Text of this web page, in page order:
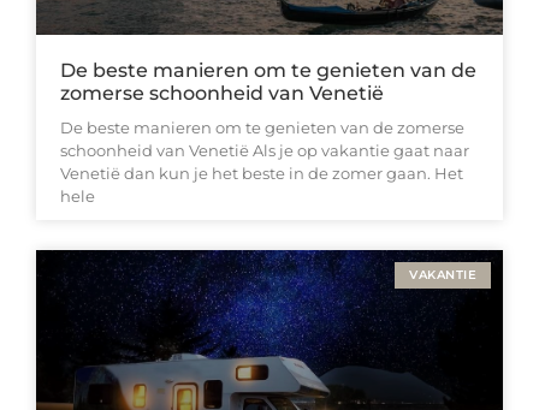
De beste manieren om te genieten van de
zomerse schoonheid van Venetië
De beste manieren om te genieten van de zomerse
schoonheid van Venetië Als je op vakantie gaat naar
Venetië dan kun je het beste in de zomer gaan. Het
hele
VAKANTIE